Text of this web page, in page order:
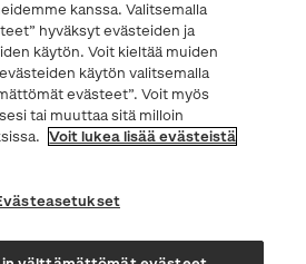
YouTube
Pinterest
LinkedIn
kanssa. Valitsemalla
hyväksyt evästeiden ja
käytön. Voit kieltää muiden
käytön valitsemalla
evästeet”. Voit myös
tai muuttaa sitä milloin
Voit lukea lisää evästeistä